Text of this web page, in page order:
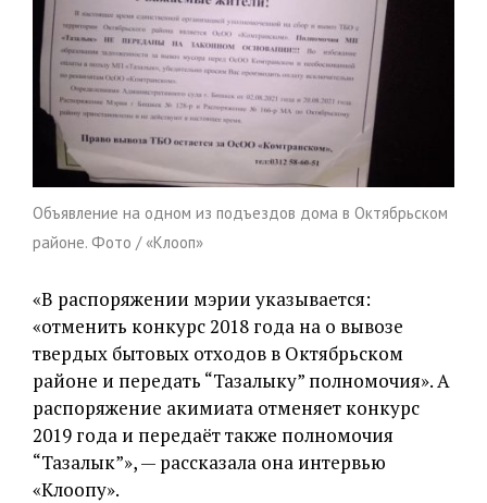
Объявление на одном из подъездов дома в Октябрьском
районе. Фото / «Клооп»
«В распоряжении мэрии указывается:
«отменить конкурс 2018 года на о вывозе
твердых бытовых отходов в Октябрьском
районе и передать “Тазалыку” полномочия». А
распоряжение акимиата отменяет конкурс
2019 года и передаёт также полномочия
“Тазалык”», — рассказала она интервью
«Клоопу».